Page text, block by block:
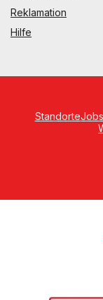
Reklamation
Hilfe
StandorteJobs